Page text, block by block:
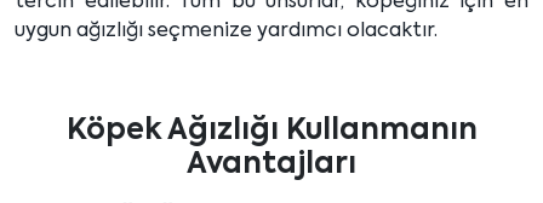
uygun ağızlığı seçmenize yardımcı olacaktır.
Köpek Ağızlığı Kullanmanın
Avantajları